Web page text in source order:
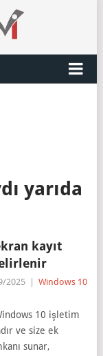
yarıda
kayıt
2025
Windows 10
10 işletim
ve size ek
sunar,